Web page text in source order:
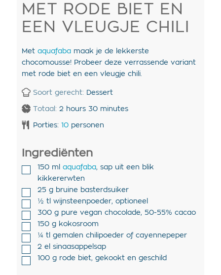
MET RODE BIET EN
EEN VLEUGJE CHILI
Met aquafabamaak je de lekkerste
chocomousse! Probeer deze verrassende variant
met rode biet en een vleugje chili.
Soort gerecht: Dessert
Totaal: 2 hours 30 minutes
Porties: 10 personen
Ingrediënten
150 ml aquafaba, sap uit een blik
kikkererwten
25 g bruine basterdsuiker
½ tl wijnsteenpoeder, optioneel
300 g pure vegan chocolade, 50-55% cacao
150 g kokosroom
¼ tl gemalen chilipoeder of cayennepeper
2 el
sinaasappelsap
100 g rode biet, gekookt en geschild